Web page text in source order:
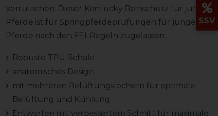
verrutschen. Dieser Kentucky Beinschutz für junge
Pferde ist für Springpferdeprüfungen für junge
Pferde nach den FEI-Regeln zugelassen.
Robuste TPU-Schale
anatomisches Design
mit mehreren Belüftungslöchern für optimale
Belüftung und Kühlung
Entworfen mit verbessertem Schnitt für maximale
SSV